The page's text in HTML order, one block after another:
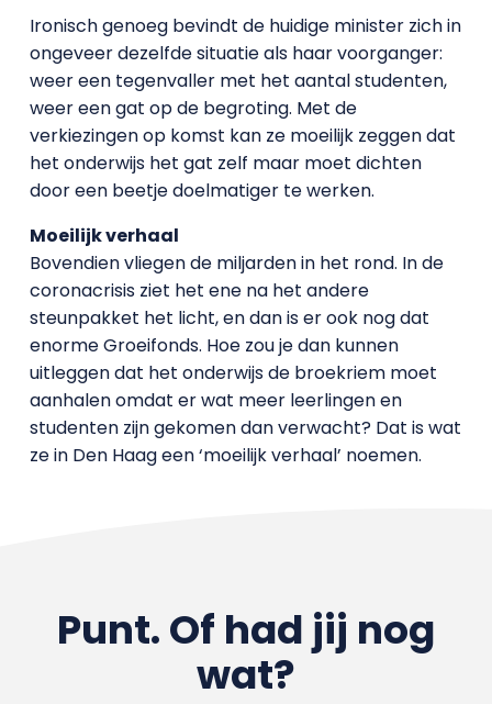
Ironisch genoeg bevindt de huidige minister zich in
ongeveer dezelfde situatie als haar voorganger:
weer een tegenvaller met het aantal studenten,
weer een gat op de begroting. Met de
verkiezingen op komst kan ze moeilijk zeggen dat
het onderwijs het gat zelf maar moet dichten
door een beetje doelmatiger te werken.
Moeilijk verhaal
Bovendien vliegen de miljarden in het rond. In de
coronacrisis ziet het ene na het andere
steunpakket het licht, en dan is er ook nog dat
enorme Groeifonds. Hoe zou je dan kunnen
uitleggen dat het onderwijs de broekriem moet
aanhalen omdat er wat meer leerlingen en
studenten zijn gekomen dan verwacht? Dat is wat
ze in Den Haag een ‘moeilijk verhaal’ noemen.
Punt. Of had jij nog
wat?